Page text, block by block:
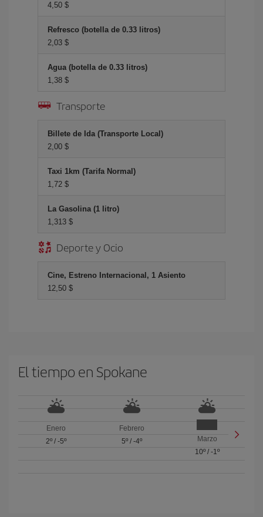
4,50 $
Refresco (botella de 0.33 litros)
2,03 $
Agua (botella de 0.33 litros)
1,38 $
Transporte
Billete de Ida (Transporte Local)
2,00 $
Taxi 1km (Tarifa Normal)
1,72 $
La Gasolina (1 litro)
1,313 $
Deporte y Ocio
Cine, Estreno Internacional, 1 Asiento
12,50 $
El tiempo en Spokane
Enero
2º/ -5º
Febrero
5º/ -4º
Marzo
10º/ -1º